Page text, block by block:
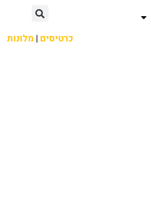
כרטיסים | מלונות